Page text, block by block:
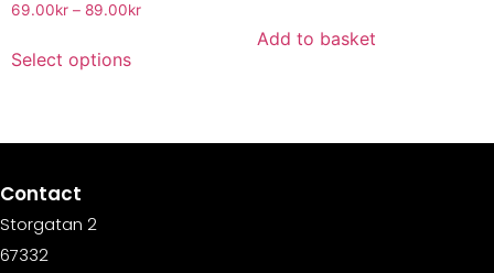
69.00kr – 89.00kr
Select options
Add to basket
Contact
Storgatan 2
67332